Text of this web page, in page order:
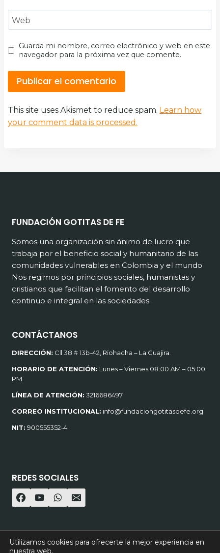
Web
Guarda mi nombre, correo electrónico y web en este
navegador para la próxima vez que comente.
This site uses Akismet to reduce spam. Learn how
your comment data is processed.
FUNDACIÓN GOTITAS DE FE
Somos una organización sin ánimo de lucro que
trabaja por el beneficio social y humanitario de las
comunidades vulnerables en Colombia y el mundo.
Nos regimos por principios sociales, humanistas y
cristianos que facilitan el fomento del desarrollo
continuo e integral en las sociedades.
CONTÁCTANOS
DIRECCIÓN: Cll 38 # 13b-42, Riohacha – La Guajira.
HORARIO DE ATENCIÓN: Lunes – Viernes 08:00 AM – 05:00
PM
LÍNEA DE ATENCIÓN: 3216686497
CORREO INSTITUCIONAL: info@fundaciongotitasdefe.org
NIT: 900555352-4
REDES SOCIALES
© 2026 Fundación Gotitas de Fe - Diseño ESAI Online.
Utilizamos cookies para ofrecerte la mejor experiencia en
nuestra web.